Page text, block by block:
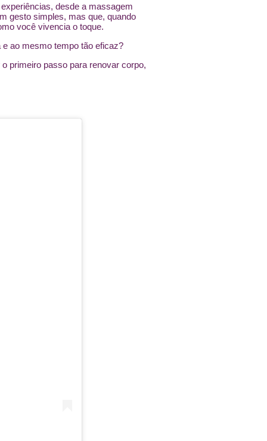
desde a massagem
gesto simples, mas que, quando
você vivencia o toque.
ao mesmo tempo tão eficaz?
primeiro passo para renovar corpo,